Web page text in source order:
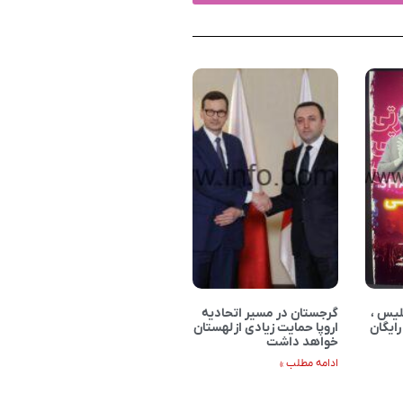
،
گرجستان در مسیر اتحادیه
اروپا حمایت زیادی از لهستان
خواهد داشت
ادامه مطلب »